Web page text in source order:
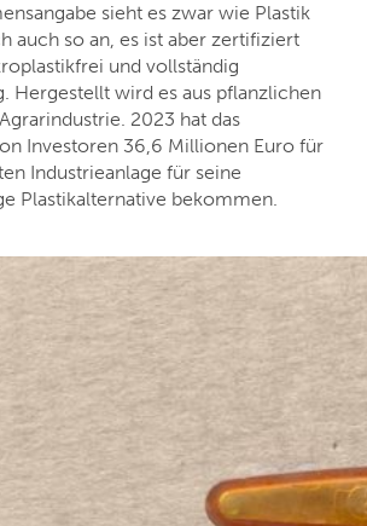
sieht es zwar wie Plastik
auch so an, es ist aber zertifiziert
und vollständig
Hergestellt wird es aus pflanzlichen
2023 hat das
Investoren 36,6 Millionen Euro für
Industrieanlage für seine
Plastikalternative bekommen.